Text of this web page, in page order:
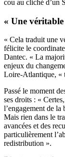
cou au cliché d’un
« Une
« Cela traduit une
félicite le
Dantec. « La
enjeux du
Loire-Atlantique, «
Passé le moment
ses droits : «
l’engagement de la
Mais rien dans le
avancées et des
particulièrement
redistribution ».